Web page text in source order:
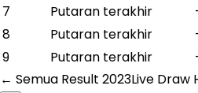
7
Putaran terakhir
8
Putaran terakhir
9
Putaran terakhir
← Semua Result 2023Live Draw